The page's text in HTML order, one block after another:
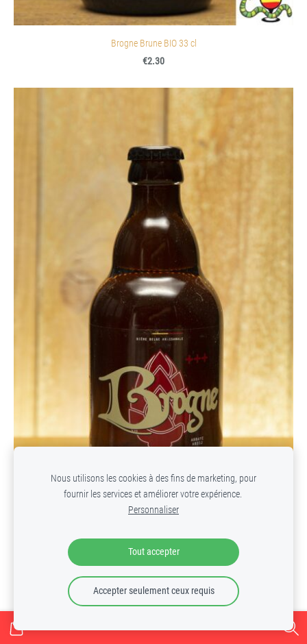
Brogne Brune BIO 33 cl
€2.30
Nous utilisons les cookies à des fins de marketing, pour
fournir les services et améliorer votre expérience.
Personnaliser
Tout accepter
Accepter seulement ceux requis